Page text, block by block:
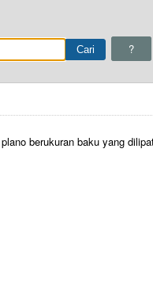
?
berukuran baku yang